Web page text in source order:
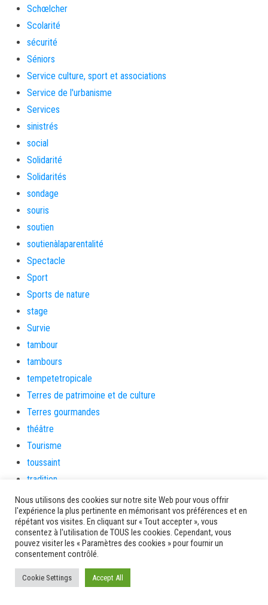
Schœlcher
Scolarité
sécurité
Séniors
Service culture, sport et associations
Service de l'urbanisme
Services
sinistrés
social
Solidarité
Solidarités
sondage
souris
soutien
soutienàlaparentalité
Spectacle
Sport
Sports de nature
stage
Survie
tambour
tambours
tempetetropicale
Terres de patrimoine et de culture
Terres gourmandes
théâtre
Tourisme
toussaint
tradition
Transition Energétique
Transport et routes
Travail
Travaux
travaux utiles
Nous utilisons des cookies sur notre site Web pour vous offrir
l'expérience la plus pertinente en mémorisant vos préférences et en
répétant vos visites. En cliquant sur « Tout accepter », vous
consentez à l'utilisation de TOUS les cookies. Cependant, vous
pouvez visiter les « Paramètres des cookies » pour fournir un
consentement contrôlé.
Cookie Settings Accept All